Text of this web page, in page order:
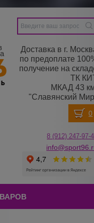
Доставка в г.
по предоплате
получение на
ТК
МКАД 43
"Славянский
8 (912) 247-97-